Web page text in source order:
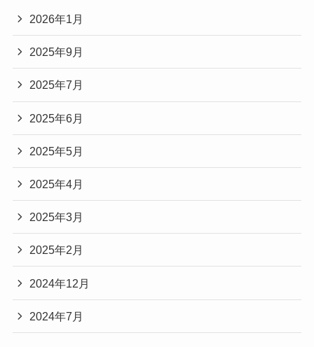
2026年1月
2025年9月
2025年7月
2025年6月
2025年5月
2025年4月
2025年3月
2025年2月
2024年12月
2024年7月